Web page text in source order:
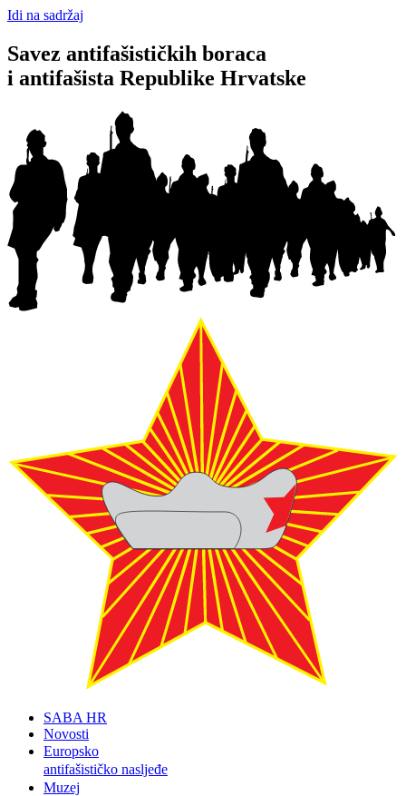
Idi na sadržaj
Savez antifašističkih boraca
i antifašista Republike Hrvatske
SABA HR
Novosti
Europsko
antifašističko nasljeđe
Muzej